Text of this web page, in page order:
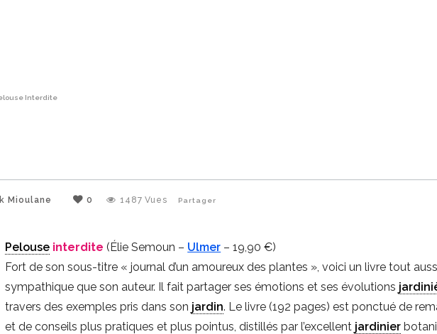
Interdite
Mioulane 0 1487 Vues Partager
Pelouse interdite (Élie Semoun – Ulmer – 19,90 €)
Fort de son sous-titre « journal d’un amoureux des plantes », voici un livre tout
sympathique que son auteur. Il fait partager ses émotions et ses évolutions
travers des exemples pris dans son jardin. Le livre (192 pages) est ponctué de
et de conseils plus pratiques et plus pointus, distillés par l’excellent jardinier